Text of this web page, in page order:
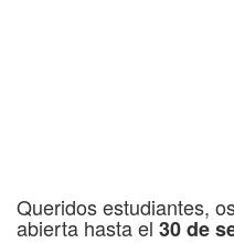
Queridos estudiantes,
abierta hasta el 30 de